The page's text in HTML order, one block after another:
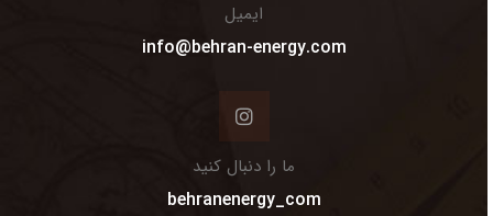
ایمیل
info@behran-energy.com
ما را دنبال کنید
behranenergy_com